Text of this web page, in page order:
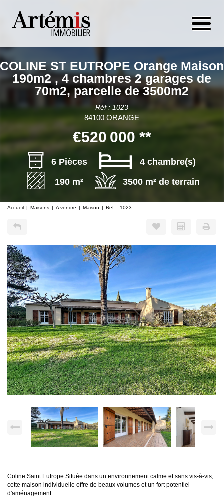
COLINE ST EUTROPE Orange Maison
190m2 , 4 chambres 2 garages de
70m2, parcelle de 3500m2
Réf : 1023
84100 ORANGE
€520 000 **
6 Pièces
4 chambre(s)
190 m²
3500 m² de terrain
Accueil Maisons A vendre Maison Ref. : 1023
Coline Saint Eutrope Située dans un environnement calme et sans vis-à-vis,
cette maison individuelle offre de beaux volumes et un fort potentiel
d'aménagement.